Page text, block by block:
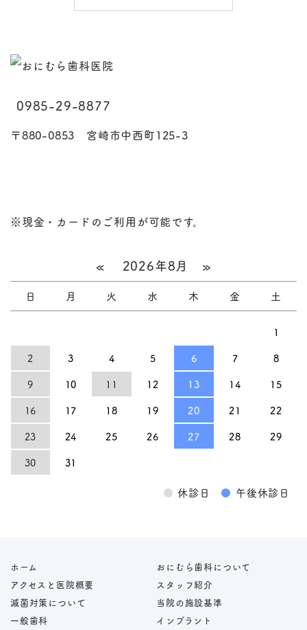
0985-29-8877
〒880-0853 宮崎市中西町125-3
※現金・カードのご利用が可能です。
« 2026年8月 »
日 月 火 水 木 金 土
1
2
3 4 5 6 7
8
9
10 11 12 13 14
15
16
17 18 19 20 21
22
23
24 25 26 27 28
29
30
31
● 休診日 ● 午後休診日
ホーム
おにむら歯科について
アクセスと医院概要
スタッフ紹介
滅菌対策について
当院の施設基準
一般歯科
インプラント